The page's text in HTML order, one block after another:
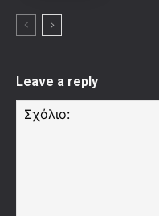
Leave a reply